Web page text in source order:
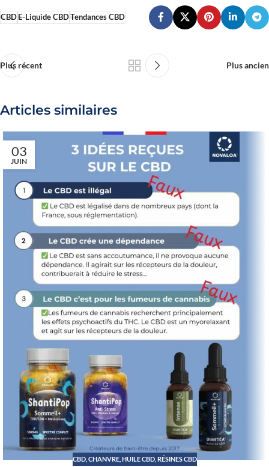
CBDE-Liquide CBDTendances CBD
Plus récent Plus ancien
Articles similaires
03
JUIN
CBD, CHANVRE, HUILE CBD, RÉSINES CBD